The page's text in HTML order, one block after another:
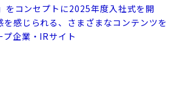
をコンセプトに2025年度入社式を開
感じられる、さまざまなコンテンツを
企業・IRサイト